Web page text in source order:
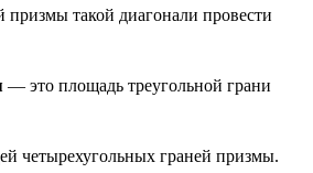
призмы такой диагонали провести
— это площадь треугольной грани
четырехугольных граней призмы.